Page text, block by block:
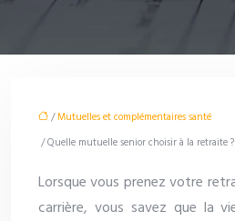
/Mutuelles et complémentaires santé
/ Quelle mutuelle senior choisir à la retraite ?
Lorsque vous prenez votre
carrière, vous savez que la